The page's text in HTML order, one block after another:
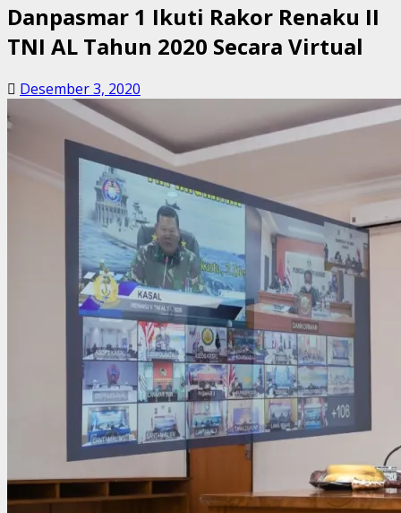
Danpasmar 1 Ikuti Rakor Renaku II
TNI AL Tahun 2020 Secara Virtual
Desember 3, 2020